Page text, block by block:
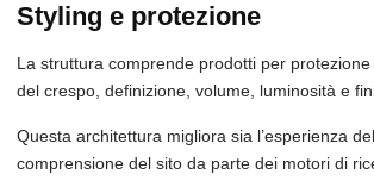
Styling e protezione
La struttura comprende prodotti per
del crespo, definizione, volume, luminosità e
Questa architettura migliora sia l’esperienza
comprensione del sito da parte dei motori di